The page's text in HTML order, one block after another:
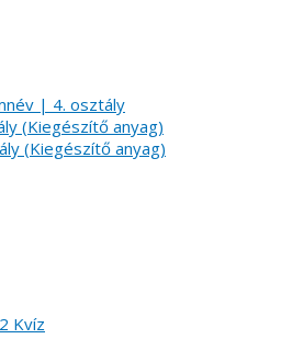
| 4. osztály
(Kiegészítő anyag)
(Kiegészítő anyag)
2 Kvíz